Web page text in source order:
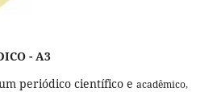
- A3
periódico científico e acadêmico,